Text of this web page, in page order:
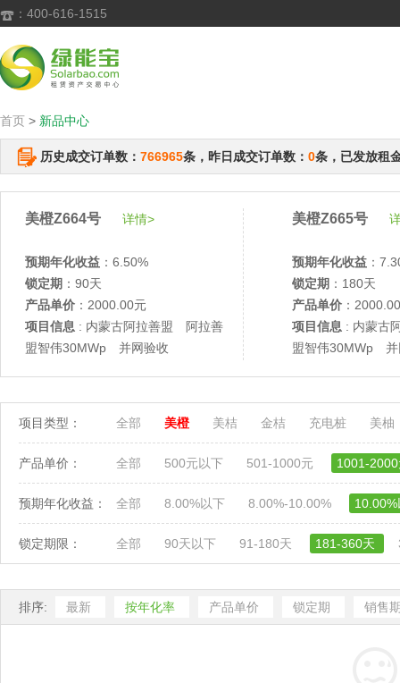
 ：400-616-1515
首页 > 新品中心
历史成交订单数： 766965条，昨日成交订单数： 0条，已发放租
美橙Z664号 详情>
预期年化收益 ：6.50%
锁定期 ：90天
产品单价 ：2000.00元
项目信息 : 内蒙古阿拉善盟 阿拉善
盟智伟30MWp 并网验收
美橙Z665号
预期年化收益 ：
锁定期 ：180天
产品单价 ：
项目信息 : 内蒙古
盟智伟30MWp 并
项目类型： 全部 美橙 美桔 金桔 充电桩 美柚
产品单价： 全部 500元以下 501-1000元 1001-
预期年化收益： 全部 8.00%以下 8.00%-10.00%
锁定期限： 全部 90天以下 91-180天 181-360天
排序: 最新 按年化率 产品单价 锁定期 销售